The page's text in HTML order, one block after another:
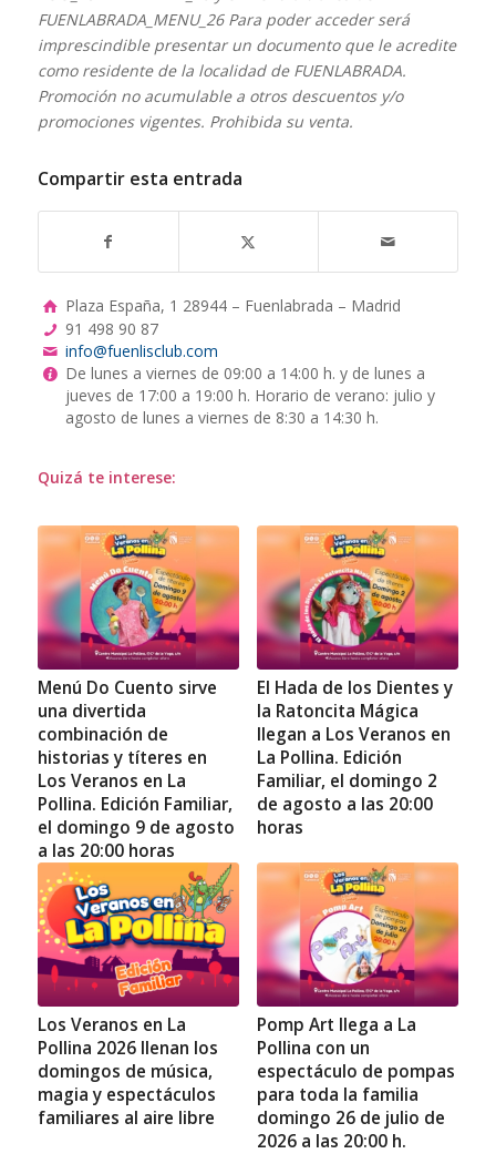
FUENLABRADA_MENU_26 Para poder acceder será
imprescindible presentar un documento que le acredite
como residente de la localidad de FUENLABRADA.
Promoción no acumulable a otros descuentos y/o
promociones vigentes. Prohibida su venta.
Compartir esta entrada
Plaza España, 1 28944 – Fuenlabrada – Madrid
91 498 90 87
info@fuenlisclub.com
De lunes a viernes de 09:00 a 14:00 h. y de lunes a
jueves de 17:00 a 19:00 h. Horario de verano: julio y
agosto de lunes a viernes de 8:30 a 14:30 h.
Quizá te interese:
Menú Do Cuento sirve
una divertida
combinación de
historias y títeres en
Los Veranos en La
Pollina. Edición Familiar,
el domingo 9 de agosto
a las 20:00 horas
El Hada de los Dientes y
la Ratoncita Mágica
llegan a Los Veranos en
La Pollina. Edición
Familiar, el domingo 2
de agosto a las 20:00
horas
Los Veranos en La
Pollina 2026 llenan los
domingos de música,
magia y espectáculos
familiares al aire libre
Pomp Art llega a La
Pollina con un
espectáculo de pompas
para toda la familia
domingo 26 de julio de
2026 a las 20:00 h.